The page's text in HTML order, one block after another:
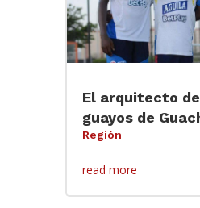
El arquitecto
guayos de
Región
read more